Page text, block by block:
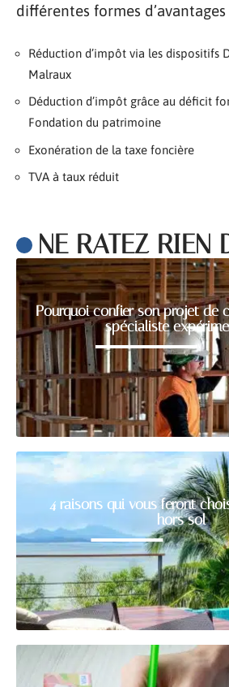
différentes formes d’avantages
Réduction d’impôt via les dispositifs
Malraux
Déduction d’impôt grâce au déficit
Fondation du patrimoine
Exonération de la taxe foncière
TVA à taux réduit
NE RATEZ RIEN
Pourquoi confier son projet de
spécialiste
4 raisons qui vous feront
hors sol